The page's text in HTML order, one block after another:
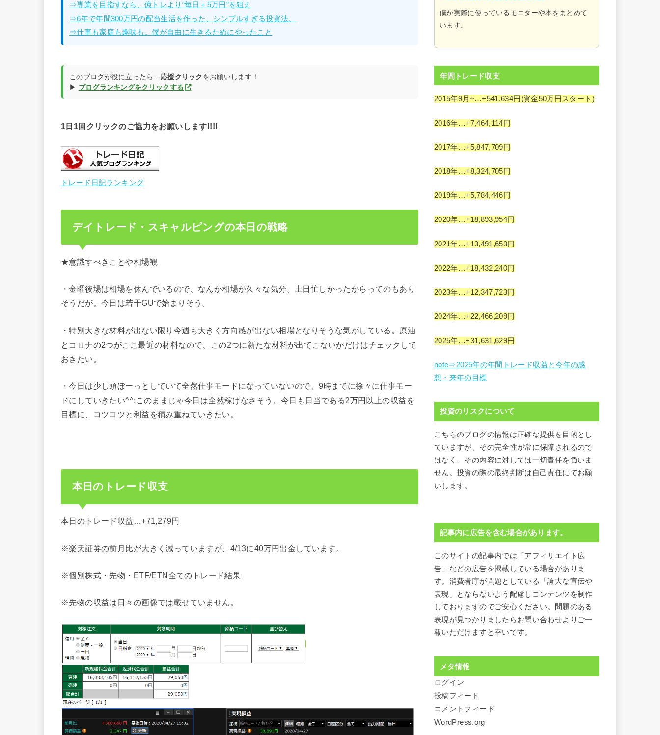
⇒専業を目指すなら、億トレより“毎日＋5万円”を狙え
⇒6年で年間300万円の配当生活を作った、シンプルすぎる投資法。
⇒仕事も家庭も趣味も。僕が自由に生きるためにやったこと
このブログが役に立ったら…応援クリック をお願いします！
▶ ブログランキングをクリックする
1日1回クリックのご協力をお願いします!!!!
トレード日記ランキング
デイトレード・スキャルピングの本日の戦略
★意識すべきことや相場観
・金曜後場は相場を休んでいるので、なんか相場が久々な気分。土日忙しかったからってのもあり
そうだが。今日は若干GUで始まりそう。
・特別大きな材料が出ない限り今週も大きく方向感が出ない相場となりそうな気がしている。原油
とコロナの2つがここ最近の材料なので、この2つに新たな材料が出てこないかだけはチェックして
おきたい。
・今日は少し頭ぼーっとしていて全然仕事モードになっていないので、9時までに徐々に仕事モー
ドにしていきたい^^;このままじゃ今日は全然稼げなさそう。今日も日当である2万円以上の収益を
目標に、コツコツと利益を積み重ねていきたい。
本日のトレード収支
本日のトレード収益…+71,279円
※楽天証券の前月比が大きく減っていますが、4/13に40万円出金しています。
※個別株式・先物・ETF/ETN全てのトレード結果
※先物の収益は日々の画像では載せていません。
僕が実際に使っているモニターや本をまとめて
います。
年間トレード収支
2015年9月~…+541,634円(資金50万円スタート)
2016年…+7,464,114円
2017年…+5,847,709円
2018年…+8,324,705円
2019年…+5,784,446円
2020年…+18,893,954円
2021年…+13,491,653円
2022年…+18,432,240円
2023年…+12,347,723円
2024年…+22,466,209円
2025年…+31,631,629円
note⇒2025年の年間トレード収益と今年の感
想・来年の目標
投資のリスクについて
こちらのブログの情報は正確な提供を目的とし
ていますが、その完全性が常に保障されるので
はなく、その内容に対しては一切責任を負いま
せん。投資の際の最終判断は自己責任にてお願
いします。
記事内に広告を含む場合があります。
このサイトの記事内では「アフィリエイト広
告」などの広告を掲載している場合がありま
す。消費者庁が問題としている「誇大な宣伝や
表現」とならないよう配慮しコンテンツを制作
しておりますのでご安心ください。問題のある
表現が見つかりましたらお問い合わせよりご一
報いただけますと幸いです。
メタ情報
ログイン
投稿フィード
コメントフィード
WordPress.org